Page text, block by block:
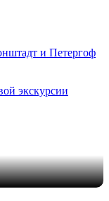
экскурсии